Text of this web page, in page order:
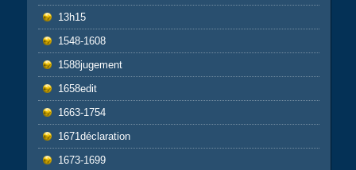
13h15
1548-1608
1588jugement
1658edit
1663-1754
1671déclaration
1673-1699